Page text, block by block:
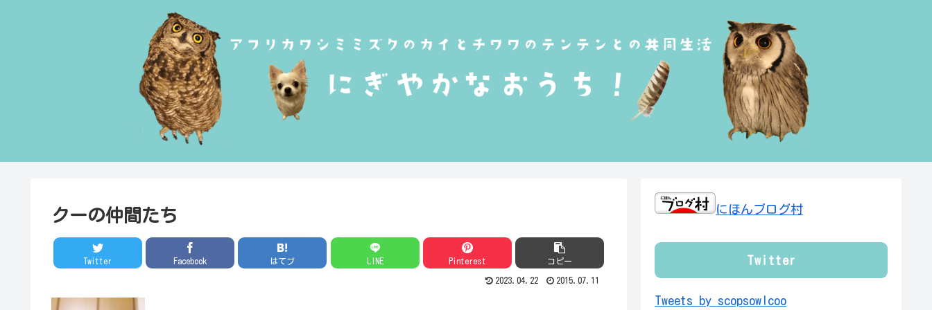
クーの仲間たち
Twitter Facebook はてブ LINE Pinterest コピー
2023.04.22 2015.07.11
にほんブログ村
Twitter
Tweets by scopsowlcoo